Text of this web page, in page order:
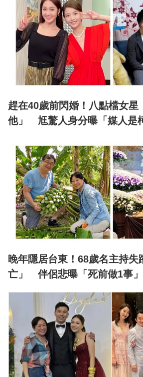
趕在40歲前閃婚！八點檔女星
他」 尪驚人身分曝「媒人是
晚年隱居台東！68歲名主持失
亡」 伴侶悲曝「死前做1事